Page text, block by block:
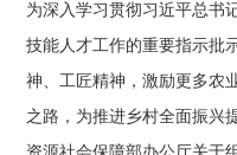
为深入学习贯彻习近平总书
技能人才工作的重要指示批
神、工匠精神，激励更多农
之路，为推进乡村全面振兴